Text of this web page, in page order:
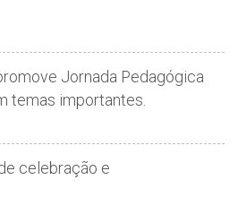
Jornada Pedagógica
temas importantes.
celebração e